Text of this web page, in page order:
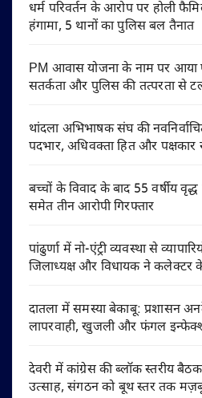
धर्म परिवर्तन के आरोप पर होली
हंगामा, 5 थानों का पुलिस बल तैनात
PM आवास योजना के नाम पर आया
सतर्कता और पुलिस की तत्परता से
थांदला अभिभाषक संघ की
पदभार, अधिवक्ता हित और पक्षकार
बच्चों के विवाद के बाद 55 वर्षीय
समेत तीन आरोपी गिरफ्तार
पांढुर्णा में नो-एंट्री व्यवस्था से
जिलाध्यक्ष और विधायक ने कलेक्टर
दातला में समस्या बेकाबू: प्रशासन
लापरवाही, खुजली और फंगल
देवरी में कांग्रेस की ब्लॉक स्तरीय
उत्साह, संगठन को बूथ स्तर तक